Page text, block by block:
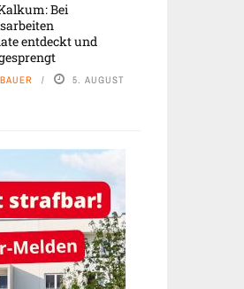
Bei
entdeckt und
5. AUGUST